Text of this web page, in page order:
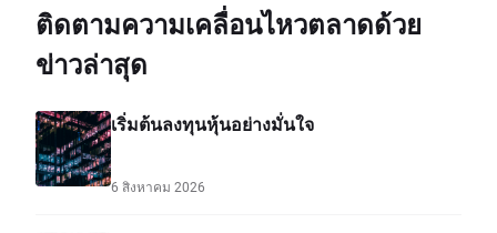
ติดตามความเคลื่อนไหวตลาดด้วย
ข่าวล่าสุด
เริ่มต้นลงทุนหุ้นอย่างมั่นใจ
6 สิงหาคม 2026